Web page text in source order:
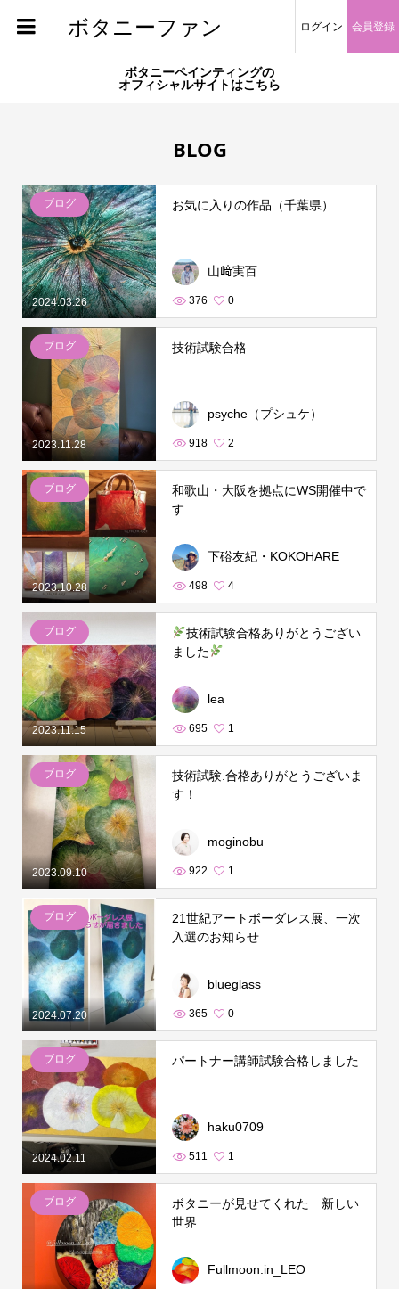
ボタニーファン ログイン 会員登録
ボタニーペインティングの
オフィシャルサイトはこちら
BLOG
ブログ
2024.03.26
お気に入りの作品（千葉県）
山﨑実百
376 0
ブログ
2023.11.28
技術試験合格
psyche（プシュケ）
918 2
ブログ
2023.10.28
和歌山・大阪を拠点にWS開催中で
す
下硲友紀・KOKOHARE
498 4
ブログ
2023.11.15
技術試験合格ありがとうござい
ました
lea
695 1
ブログ
2023.09.10
技術試験.合格ありがとうございま
す！
moginobu
922 1
ブログ
2024.07.20
21世紀アートボーダレス展、一次
入選のお知らせ
blueglass
365 0
ブログ
2024.02.11
パートナー講師試験合格しました
haku0709
511 1
ブログ
ボタニーが見せてくれた 新しい
世界
Fullmoon.in_LEO